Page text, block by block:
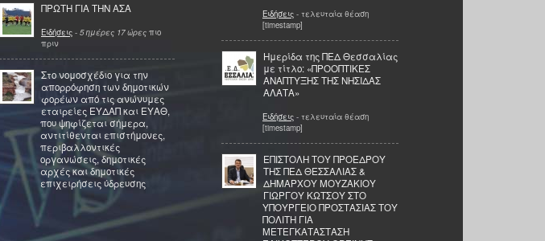
ΠΡΩΤΗ ΓΙΑ ΤΗΝ ΑΣΑ
Ειδήσεις - 5 ημέρες 17 ώρες πιο
πριν
Στο νομοσχέδιο για την
απορρόφηση των δημοτικών
φορέων από τις ανώνυμες
εταιρείες ΕΥΔΑΠ και ΕΥΑΘ,
που ψηφίζεται σήμερα,
αντιτίθενται επιστήμονες,
περιβαλλοντικές
οργανώσεις, δημοτικές
αρχές και δημοτικές
επιχειρήσεις ύδρευσης
Ειδήσεις - τελευταία θέαση
[timestamp]
Ημερίδα της ΠΕΔ Θεσσαλίας
με τίτλο: «ΠΡΟΟΠΤΙΚΕΣ
ΑΝΑΠΤΥΞΗΣ ΤΗΣ ΝΗΣΙΔΑΣ
ΑΛΑΤΑ»
Ειδήσεις - τελευταία θέαση
[timestamp]
ΕΠΙΣΤΟΛΗ ΤΟΥ ΠΡΟΕΔΡΟΥ
ΤΗΣ ΠΕΔ ΘΕΣΣΑΛΙΑΣ &
ΔΗΜΑΡΧΟΥ ΜΟΥΖΑΚΙΟΥ
ΓΙΩΡΓΟΥ ΚΩΤΣΟΥ ΣΤΟ
ΥΠΟΥΡΓΕΙΟ ΠΡΟΣΤΑΣΙΑΣ ΤΟΥ
ΠΟΛΙΤΗ ΓΙΑ
ΜΕΤΕΓΚΑΤΑΣΤΑΣΗ